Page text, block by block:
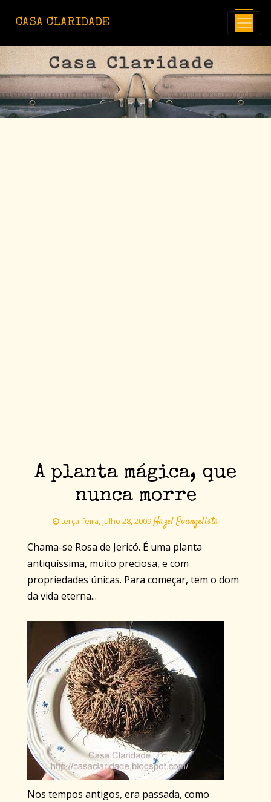
CASA CLARIDADE
A planta mágica, que
nunca morre
terça-feira, julho 28, 2009Hazel Evangelista
Chama-se Rosa de Jericó. É uma planta
antiquíssima, muito preciosa, e com
propriedades únicas. Para começar, tem o dom
da vida eterna...
Nos tempos antigos, era passada, como